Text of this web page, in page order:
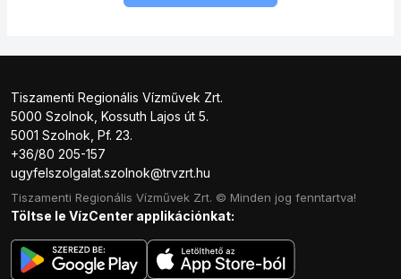
Tiszamenti Regionális Vízművek Zrt.
5000 Szolnok, Kossuth Lajos út 5.
5001 Szolnok, Pf. 23.
+36/80 205-157
ugyfelszolgalat.szolnok@trvzrt.hu
Tiszamenti Regionális Vízművek Zrt. © Minden jog fenntartva!
Töltse le VízCenter applikációnkat: